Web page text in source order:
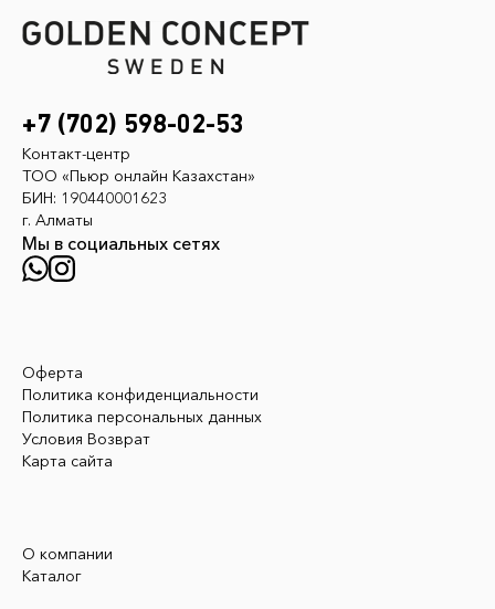
Оферта
Политика конфиденциальности
Политика персональных данных
Условия Возврат
Карта сайта
О компании
Каталог
Мы в социальных сетях
+7 (702) 598-02-53
Контакт-центр
ТОО «Пьюр онлайн Казахстан»
БИН: 190440001623
г. Алматы